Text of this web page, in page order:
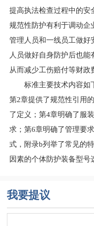
提高执法检查过程中的安
规范性防护有利于调动企
管理人员和一线员工做好
人员做好自身防护后也能
从而减少工伤赔付等财政
标准主要技术内容如
第2章提供了规范性引用
了定义；第4章明确了服
求；第6章明确了管理要
式，附录b列举了常见的
因素的个体防护装备型号
我要提议